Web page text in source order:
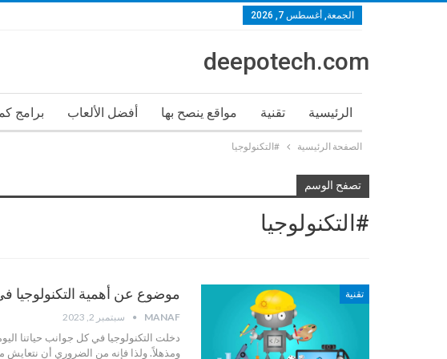
الجمعة, أغسطس 7, 2026
deepotech.com
الرئيسية تقنية مواقع ينصح بها أفضل الألعاب برامج
الصفحة الرئيسية #التكنولوجيا
تصفح الوسم
#التكنولوجيا
تقنية موضوع عن أهمية التكنولوجيا
MANAF سبتمبر 2, 2023
دخلت التكنولوجيا في كل جوانب حياتنا
ومذهلاً. ولذا فإنه من الضروري أن نتعايش